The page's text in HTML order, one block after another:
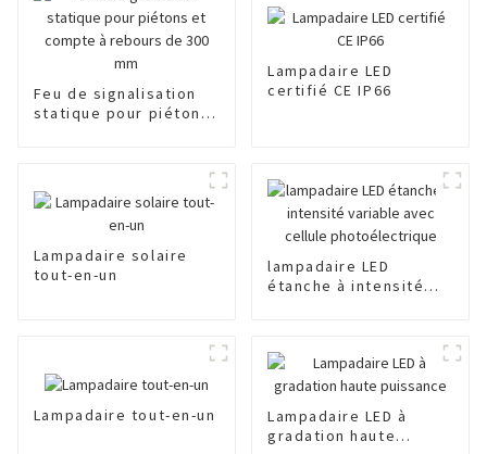
Feu de signalisation
statique pour piétons
Lampadaire LED
certifié CE IP66
Lampadaire solaire
tout-en-un
lampadaire LED
étanche à intensité
Lampadaire tout-en-un
Lampadaire LED à
gradation haute